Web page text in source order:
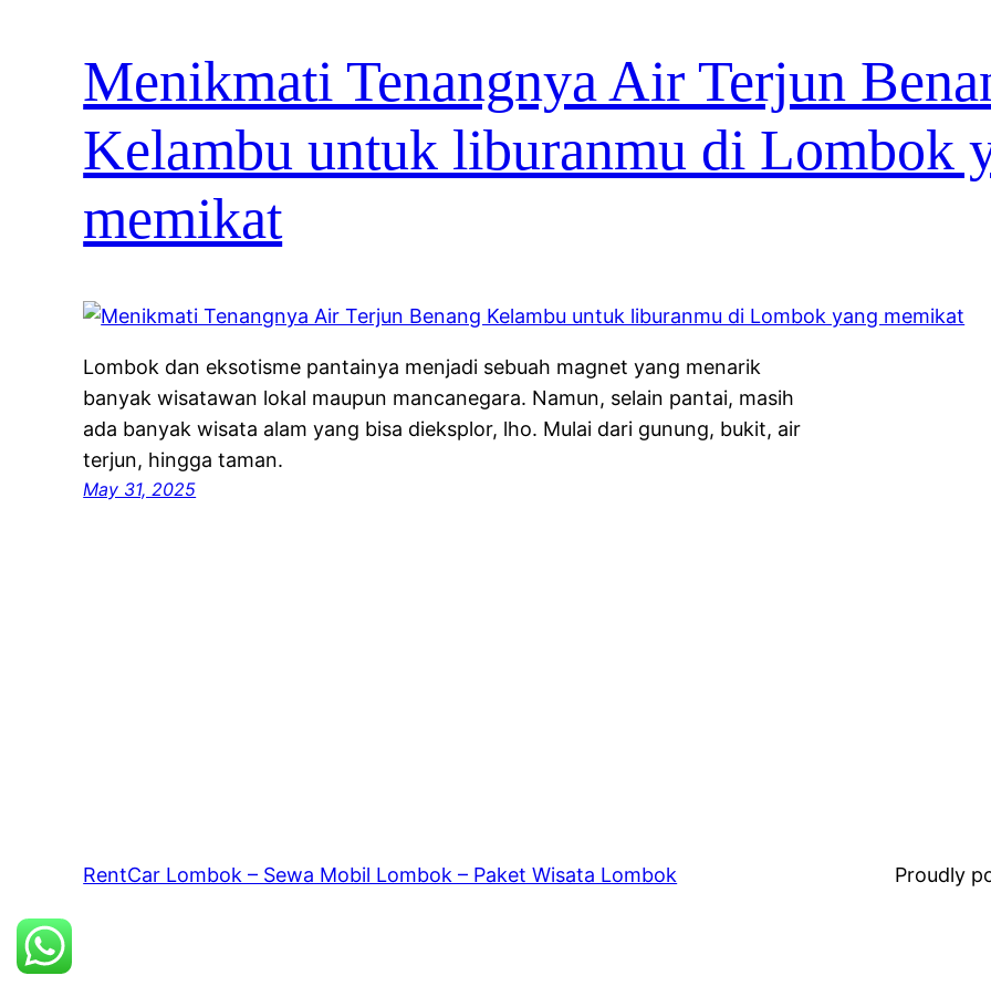
Menikmati Tenangnya Air Terjun
Kelambu untuk liburanmu di Lombok
memikat
Lombok dan eksotisme pantainya menjadi sebuah magnet yang menarik
banyak wisatawan lokal maupun mancanegara. Namun, selain pantai, masih
ada banyak wisata alam yang bisa dieksplor, lho. Mulai dari gunung, bukit, air
terjun, hingga taman.
May 31, 2025
RentCar Lombok – Sewa Mobil Lombok – Paket Wisata Lombok Proudly